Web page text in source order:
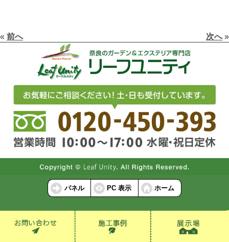
« 前へ 次へ»
パネル PC 表示 ホーム